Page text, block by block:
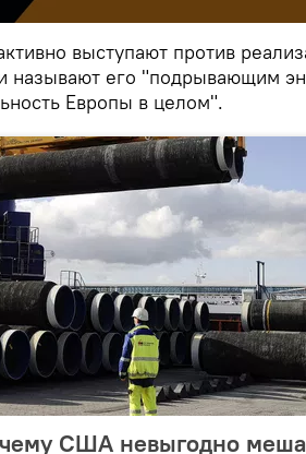
выступают против
называют его "подрывающим
Европы в целом".
США невыгодно